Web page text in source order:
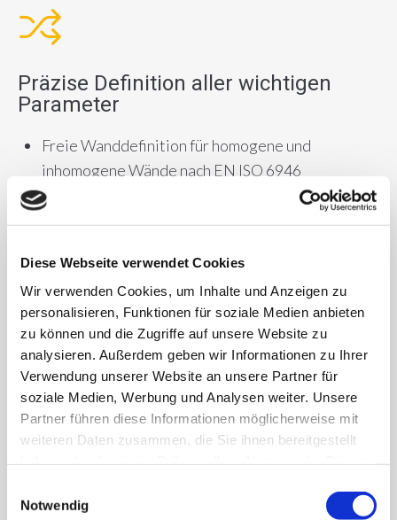
Diese Webseite verwendet Cookies
Wir verwenden Cookies, um Inhalte und Anzeigen zu
personalisieren, Funktionen für soziale Medien anbieten
zu können und die Zugriffe auf unsere Website zu
analysieren. Außerdem geben wir Informationen zu Ihrer
Verwendung unserer Website an unsere Partner für
soziale Medien, Werbung und Analysen weiter. Unsere
Partner führen diese Informationen möglicherweise mit
weiteren Daten zusammen, die Sie ihnen bereitgestellt
Notwendig
Präzise Definition aller wichtigen
Parameter
Freie Wanddefinition für homogene und
inhomogene Wände nach EN ISO 6946
Fenster- und Türdefinition nach EN ISO 10077
und Kühlzeiten
Flexible und dynamische
Berechnungen
Berechnung von Raum- und Zonentemperaturen